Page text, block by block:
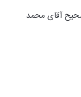
آقای محمد